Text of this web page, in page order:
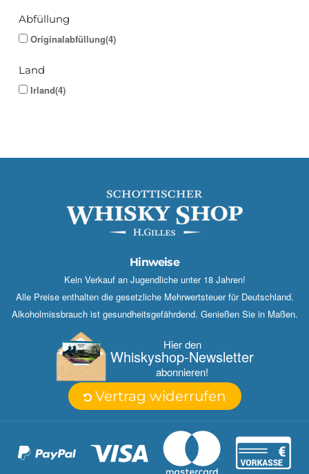
Abfüllung
Originalabfüllung(4)
Land
Irland(4)
Hinweise
Kein Verkauf an Jugendliche unter 18 Jahren!
Alle Preise enthalten die gesetzliche Mehrwertsteuer für Deutschland.
Alkoholmissbrauch ist gesundheitsgefährdend. Genießen Sie in Maßen.
Hier den
Whisky­shop-Newsletter
abonnieren!
Vertrag widerrufen